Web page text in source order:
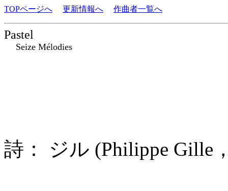
TOPページへ 更新情報へ 作曲者一覧へ
Pastel
Seize Mélodies
詩： ジル (Philippe